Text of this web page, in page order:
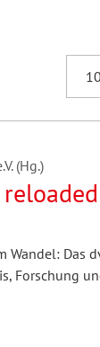
(Hg.)
Wandel: Das
Forschung